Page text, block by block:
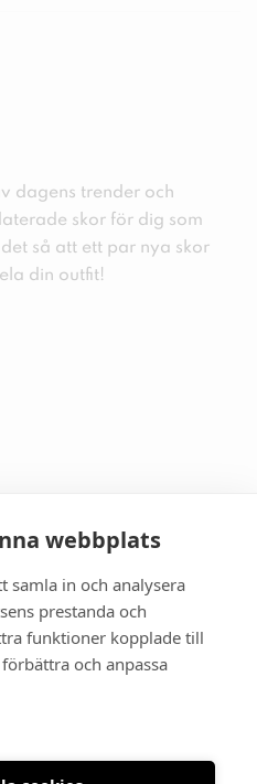
webbplats
samla in och analysera
prestanda och
funktioner kopplade till
och anpassa
dagens trender och
skor för dig som
så att ett par nya skor
din outfit!